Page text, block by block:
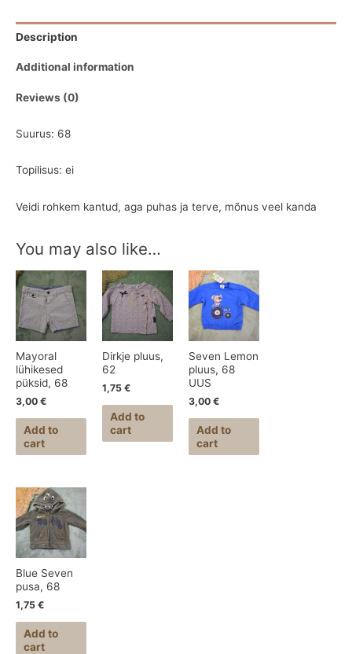
Description
Additional information
Reviews (0)
Suurus: 68
Topilisus: ei
Veidi rohkem kantud, aga puhas ja terve, mõnus veel kanda
You may also like…
Mayoral
lühikesed
püksid, 68
3,00 €
Add to
cart
Dirkje pluus,
62
1,75 €
Add to
cart
Seven Lemon
pluus, 68
UUS
3,00 €
Add to
cart
Blue Seven
pusa, 68
1,75 €
Add to
cart